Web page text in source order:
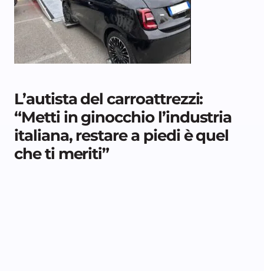
L’autista del carroattrezzi:
“Metti in ginocchio l’industria
italiana, restare a piedi è quel
che ti meriti”